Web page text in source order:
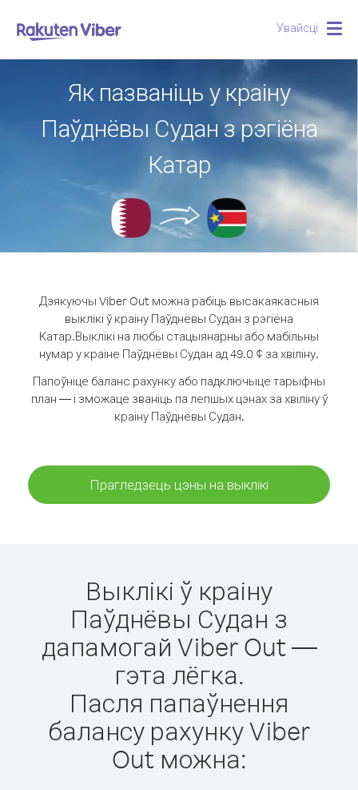
Увайсці
Як пазваніць у краіну
Паўднёвы Судан з рэгіёна
Катар
Дзякуючы Viber Out можна рабіць высакаякасныя
выклікі ў краіну Паўднёвы Судан з рэгіёна
Катар.Выклікі на любы стацыянарны або мабільны
нумар у краіне Паўднёвы Судан ад 49.0 ¢ за хвіліну.
Папоўніце баланс рахунку або падключыце тарыфны
план — і зможаце званіць па лепшых цэнах за хвіліну ў
краіну Паўднёвы Судан.
Прагледзець цэны на выклікі
Выклікі ў краіну
Паўднёвы Судан з
дапамогай Viber Out —
гэта лёгка.
Пасля папаўнення
балансу рахунку Viber
Out можна: